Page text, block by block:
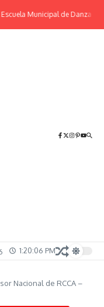
Municipal de Danzas “El
1:20:06 PM
Nacional de RCCA –